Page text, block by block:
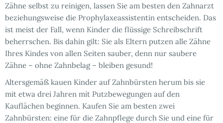
Zähne selbst zu reinigen, lassen Sie am besten den Zahnarzt
beziehungsweise die Prophylaxeassistentin entscheiden. Das
ist meist der Fall, wenn Kinder die flüssige Schreibschrift
beherrschen. Bis dahin gilt: Sie als Eltern putzen alle Zähne
Ihres Kindes von allen Seiten sauber, denn nur saubere
Zähne – ohne Zahnbelag – bleiben gesund!
Altersgemäß kauen Kinder auf Zahnbürsten herum bis sie
mit etwa drei Jahren mit Putzbewegungen auf den
Kauflächen beginnen. Kaufen Sie am besten zwei
Zahnbürsten: eine für die Zahnpflege durch Sie und eine für